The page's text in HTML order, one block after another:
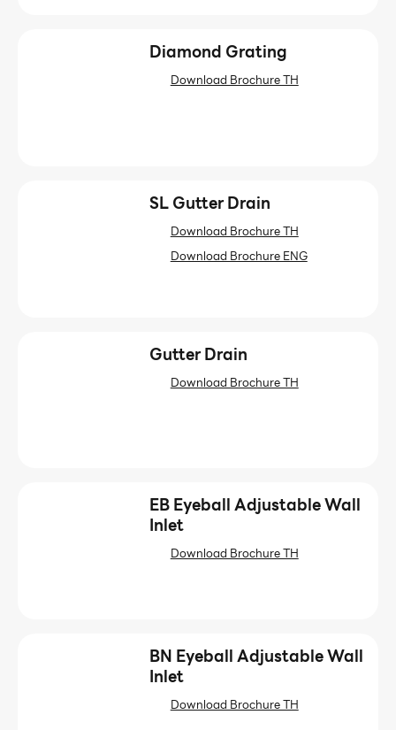
Diamond Grating
Download Brochure TH
SL Gutter Drain
Download Brochure TH
Download Brochure ENG
Gutter Drain
Download Brochure TH
EB Eyeball Adjustable Wall
Inlet
Download Brochure TH
BN Eyeball Adjustable Wall
Inlet
Download Brochure TH